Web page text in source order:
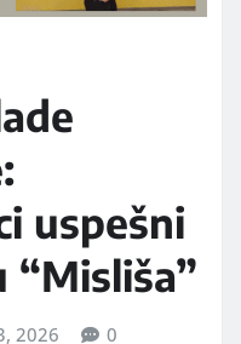
uspešni
“Misliša”
2026 0